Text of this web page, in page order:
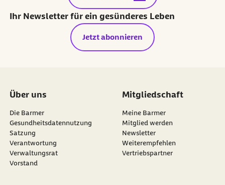
Ihr Newsletter für ein gesünderes Leben
Jetzt abonnieren
Über uns
Die Barmer
Gesundheitsdatennutzung
Satzung
Verantwortung
Verwaltungsrat
Vorstand
Mitgliedschaft
Meine Barmer
Mitglied werden
Newsletter
externer Link:
Weiterempfehlen
Vertriebspartner